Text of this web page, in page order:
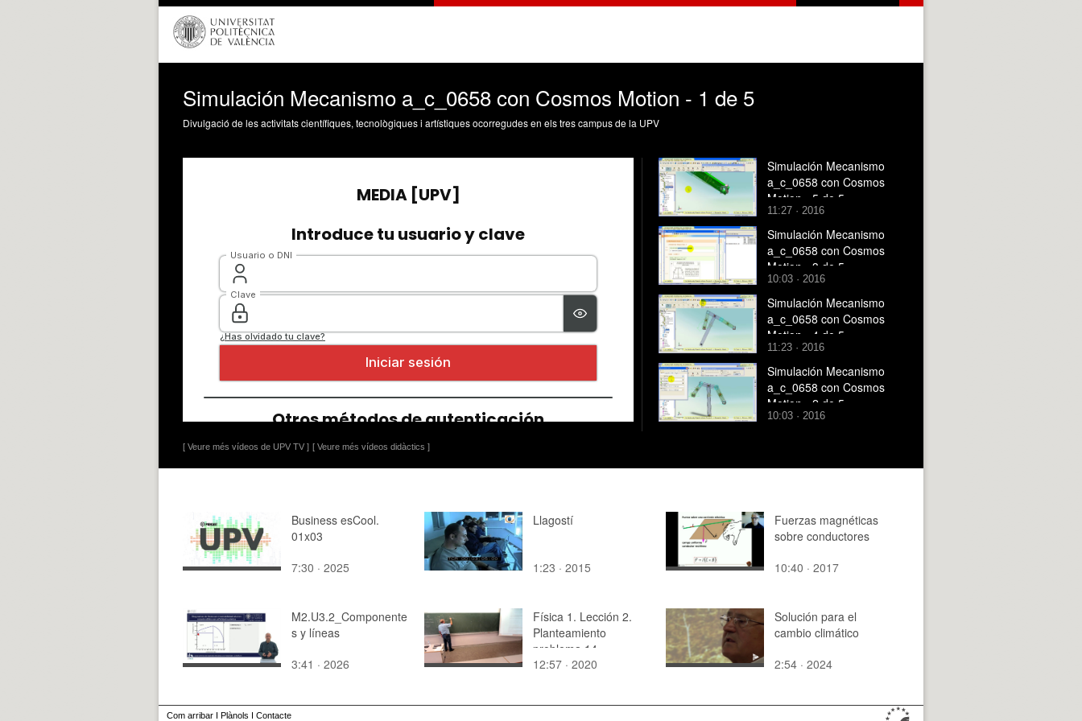
Simulación Mecanismo a_c_0658 con Cosmos Motion - 1 de 5
Divulgació de les activitats científiques, tecnològiques i artístiques ocorregudes en els tres campus de la UPV
[ Veure més vídeos de UPV TV ] [ Veure més vídeos didàctics ]
Simulación Mecanismo
a_c_0658 con Cosmos
Motion - 5 de 5
11:27 · 2016
Simulación Mecanismo
a_c_0658 con Cosmos
Motion - 3 de 5
10:03 · 2016
Simulación Mecanismo
a_c_0658 con Cosmos
Motion - 4 de 5
11:23 · 2016
Simulación Mecanismo
a_c_0658 con Cosmos
Motion - 2 de 5
10:03 · 2016
Business esCool.
01x03
7:30 · 2025
Llagostí
1:23 · 2015
Fuerzas magnéticas
sobre conductores
10:40 · 2017
M2.U3.2_Componente
s y líneas
3:41 · 2026
Física 1. Lección 2.
Planteamiento
problema 14
12:57 · 2020
Solución para el
cambio climático
2:54 · 2024
Com arribar I Plànols I Contacte